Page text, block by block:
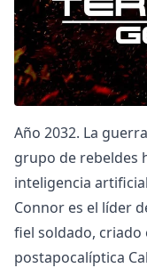
Año 2032. La
grupo de rebeldes
inteligencia
Connor es el líder
fiel soldado, criado
postapocalíptica